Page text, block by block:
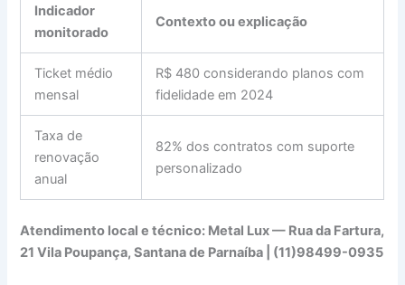
Indicador
monitorado
Contexto ou explicação
Ticket médio
mensal
R$ 480 considerando planos com
fidelidade em 2024
Taxa de
renovação
anual
82% dos contratos com suporte
personalizado
Atendimento local e técnico: Metal Lux — Rua da Fartura,
21 Vila Poupança, Santana de Parnaíba | (11)98499-0935